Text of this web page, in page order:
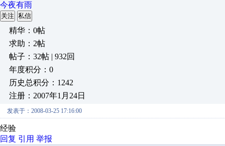
今夜有雨
关注 私信
精华：0帖
求助：2帖
帖子：32帖 | 932回
年度积分：0
历史总积分：1242
注册：2007年1月24日
发表于：2008-03-25 17:16:00
经验
回复 引用 举报